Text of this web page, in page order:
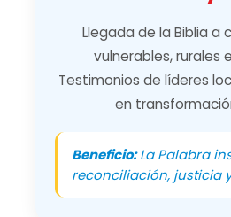
Llegada de la Biblia a
vulnerables, rurales
Testimonios de líderes
en
Beneficio:La Palabra
reconciliación, justicia